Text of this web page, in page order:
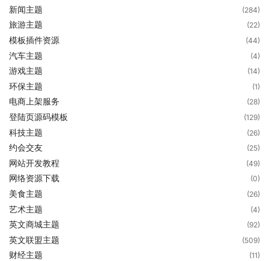
新闻主题 (284)
旅游主题 (22)
模板插件资源 (44)
汽车主题 (4)
游戏主题 (14)
环保主题 (1)
电商上架服务 (28)
登陆页源码模板 (129)
科技主题 (26)
约会交友 (25)
网站开发教程 (49)
网络资源下载 (0)
美食主题 (26)
艺术主题 (4)
英文商城主题 (92)
英文联盟主题 (509)
财经主题 (11)